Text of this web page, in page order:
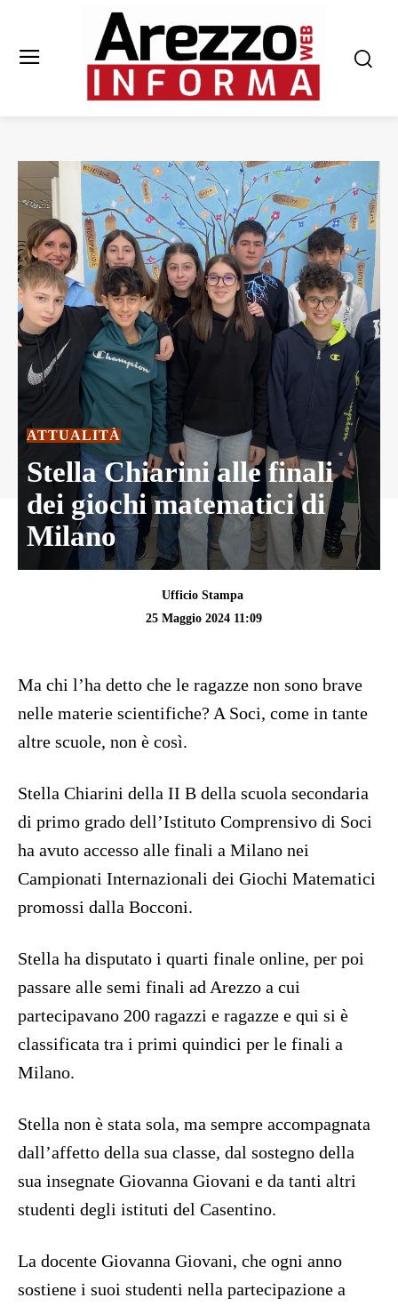
ATTUALITÀ
Stella Chiarini alle finali
dei giochi matematici di
Milano
Ufficio Stampa
25 Maggio 2024 11:09
Ma chi l’ha detto che le ragazze non sono brave
nelle materie scientifiche? A Soci, come in tante
altre scuole, non è così.
Stella Chiarini della II B della scuola secondaria
di primo grado dell’Istituto Comprensivo di Soci
ha avuto accesso alle finali a Milano nei
Campionati Internazionali dei Giochi Matematici
promossi dalla Bocconi.
Stella ha disputato i quarti finale online, per poi
passare alle semi finali ad Arezzo a cui
partecipavano 200 ragazzi e ragazze e qui si è
classificata tra i primi quindici per le finali a
Milano.
Stella non è stata sola, ma sempre accompagnata
dall’affetto della sua classe, dal sostegno della
sua insegnate Giovanna Giovani e da tanti altri
studenti degli istituti del Casentino.
La docente Giovanna Giovani, che ogni anno
sostiene i suoi studenti nella partecipazione a